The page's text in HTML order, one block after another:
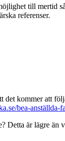
till mertid
referenser.
kommer att
bea-anställda-
är lägre